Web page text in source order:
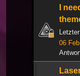
I
06